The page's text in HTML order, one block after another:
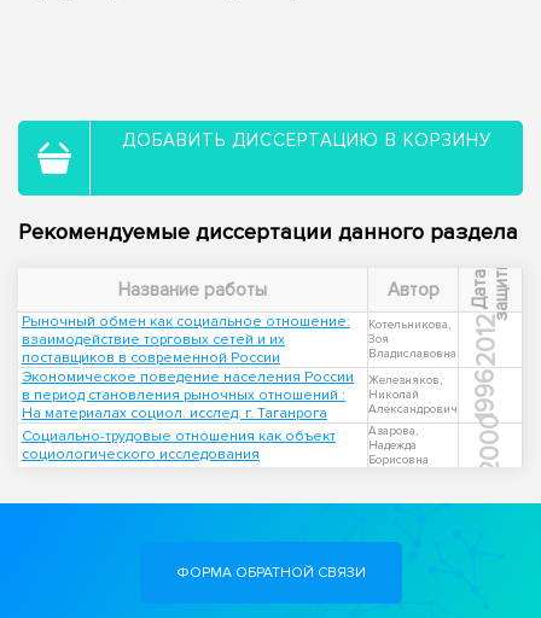
ДОБАВИТЬ ДИССЕРТАЦИЮ В КОРЗИНУ
Рекомендуемые диссертации данного раздела
Название работы Автор Д
а
т
а
з
а
щ
и
т ы
Рыночный обмен как социальное отношение:
взаимодействие торговых сетей и их
поставщиков в современной России
Котельникова,
Зоя
Владиславовна
2012
Экономическое поведение населения России
в период становления рыночных отношений :
На материалах социол. исслед. г. Таганрога
Железняков,
Николай
Александрович
1996
Социально-трудовые отношения как объект
социологического исследования
Азарова,
Надежда
Борисовна
2000
ФОРМА ОБРАТНОЙ СВЯЗИ